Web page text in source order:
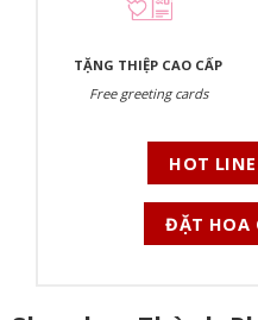
TẶNG THIỆP CAO CẤP
Free greeting cards
HOT
ĐẶT HOA